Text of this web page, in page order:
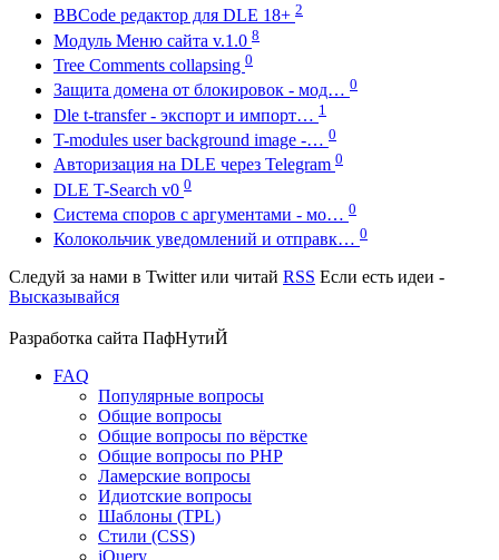
BBCode редактор для DLE 18+ 2
Модуль Меню сайта v.1.0 8
Tree Comments collapsing 0
Защита домена от блокировок - мод… 0
Dle t-transfer - экспорт и импорт… 1
T-modules user background image -… 0
Авторизация на DLE через Telegram 0
DLE T-Search v0 0
Система споров с аргументами - мо… 0
Колокольчик уведомлений и отправк… 0
Следуй за нами в Twitterили читай RSS Если есть идеи -
Высказывайся
Разработка сайта ПафНутиЙ
FAQ
Популярные вопросы
Общие вопросы
Общие вопросы по вёрстке
Общие вопросы по PHP
Ламерские вопросы
Идиотские вопросы
Шаблоны (TPL)
Стили (CSS)